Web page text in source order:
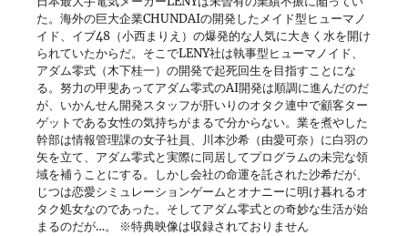
た。海外の巨大企業CHUNDAIの開発したメイド型ヒューマノ
イド、イブ48（小西まりえ）の爆発的な人気に大きく水を開け
られていたからだ。そこでLENY社は執事型ヒューマノイド、
アダム零式（木下桂一）の開発で起死回生を目指すことにな
る。努力の甲斐あってアダム零式のAI開発は順調に進んだのだ
が、いかんせん開発スタッフが肝いりのオタク連中で顧客ター
ゲットである女性の気持ちがまるで分からない。業を煮やした
幹部は情報管理課の女子社員、川本沙希（由愛可奈）に白羽の
矢を立て、アダム零式と実際に同居してプログラムの未完な領
域を補うことにする。しかし会社の命運を託された沙希だが、
じつは恋愛シミュレーションゲームとオナニーに明け暮れるオ
タク処女なのであった。そしてアダム零式との奇妙な生活が始
まるのだが…。 ※特典映像は収録されておりません